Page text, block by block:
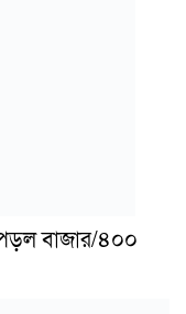
পড়ল বাজার/৪০০